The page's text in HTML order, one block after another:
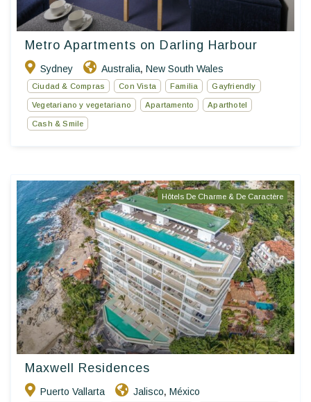
Metro Apartments on Darling Harbour
Sydney Australia, New South Wales
Ciudad & Compras Con Vista Familia Gayfriendly
Vegetariano y vegetariano Apartamento Aparthotel
Cash & Smile
Hôtels De Charme & De Caractère
Maxwell Residences
Puerto Vallarta Jalisco, México